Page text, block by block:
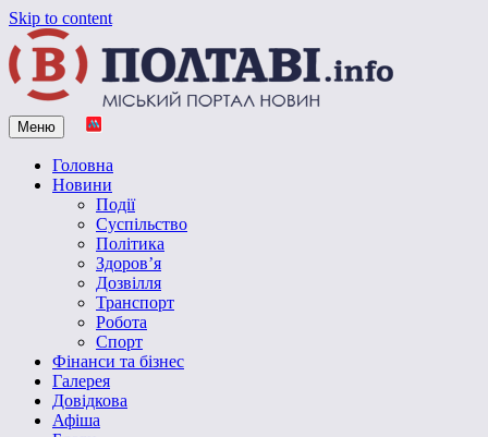
Skip to content
Vpoltave.info
Полтавський портал новин
Меню
Головна
Новини
Події
Суспільство
Політика
Здоров’я
Дозвілля
Транспорт
Робота
Спорт
Фінанси та бізнес
Галерея
Довідкова
Афіша